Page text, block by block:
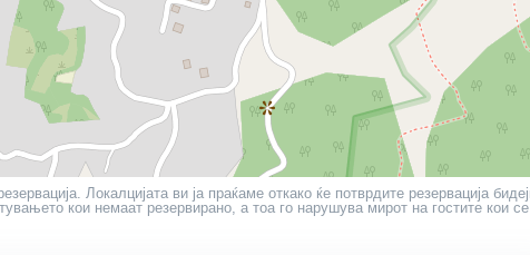
Локалцијата ви ја праќаме откако ќе потврдите резервација
кои немаат резервирано, а тоа го нарушува мирот на гостите кои